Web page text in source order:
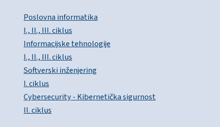
Poslovna informatika
I., II., III. ciklus
Informacijske tehnologije
I., II., III. ciklus
Softverski inženjering
I. ciklus
Cybersecurity - Kibernetička sigurnost
II. ciklus